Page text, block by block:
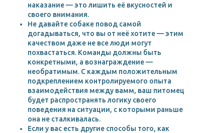
наказание — это лишить её вкусностей и
своего внимания.
Не давайте собаке повод самой
догадываться, что вы от неё хотите — этим
качеством даже не все люди могут
похвастаться. Команды должны быть
конкретными, а вознаграждение —
необратимым. С каждым положительным
подкреплением контролируемого опыта
взаимодействия между вамм, ваш питомец
будет распространять логику своего
поведения на ситуации, с которыми раньше
она не сталкивалась.
Если у вас есть другие способы того, как